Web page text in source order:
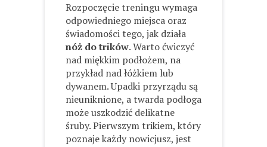
Rozpoczęcie treningu wymaga
odpowiedniego miejsca oraz
świadomości tego, jak działa
nóż do trików. Warto ćwiczyć
nad miękkim podłożem, na
przykład nad łóżkiem lub
dywanem. Upadki przyrządu są
nieuniknione, a twarda podłoga
może uszkodzić delikatne
śruby. Pierwszym trikiem, który
poznaje każdy nowicjusz, jest